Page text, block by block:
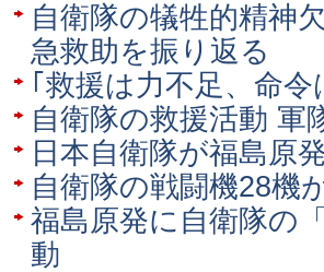
自衛隊の犠牲的精神
急救助を振り返る
｢救援は力不足、命
自衛隊の救援活動
日本自衛隊が福島
自衛隊の戦闘機28
福島原発に自衛隊の
動